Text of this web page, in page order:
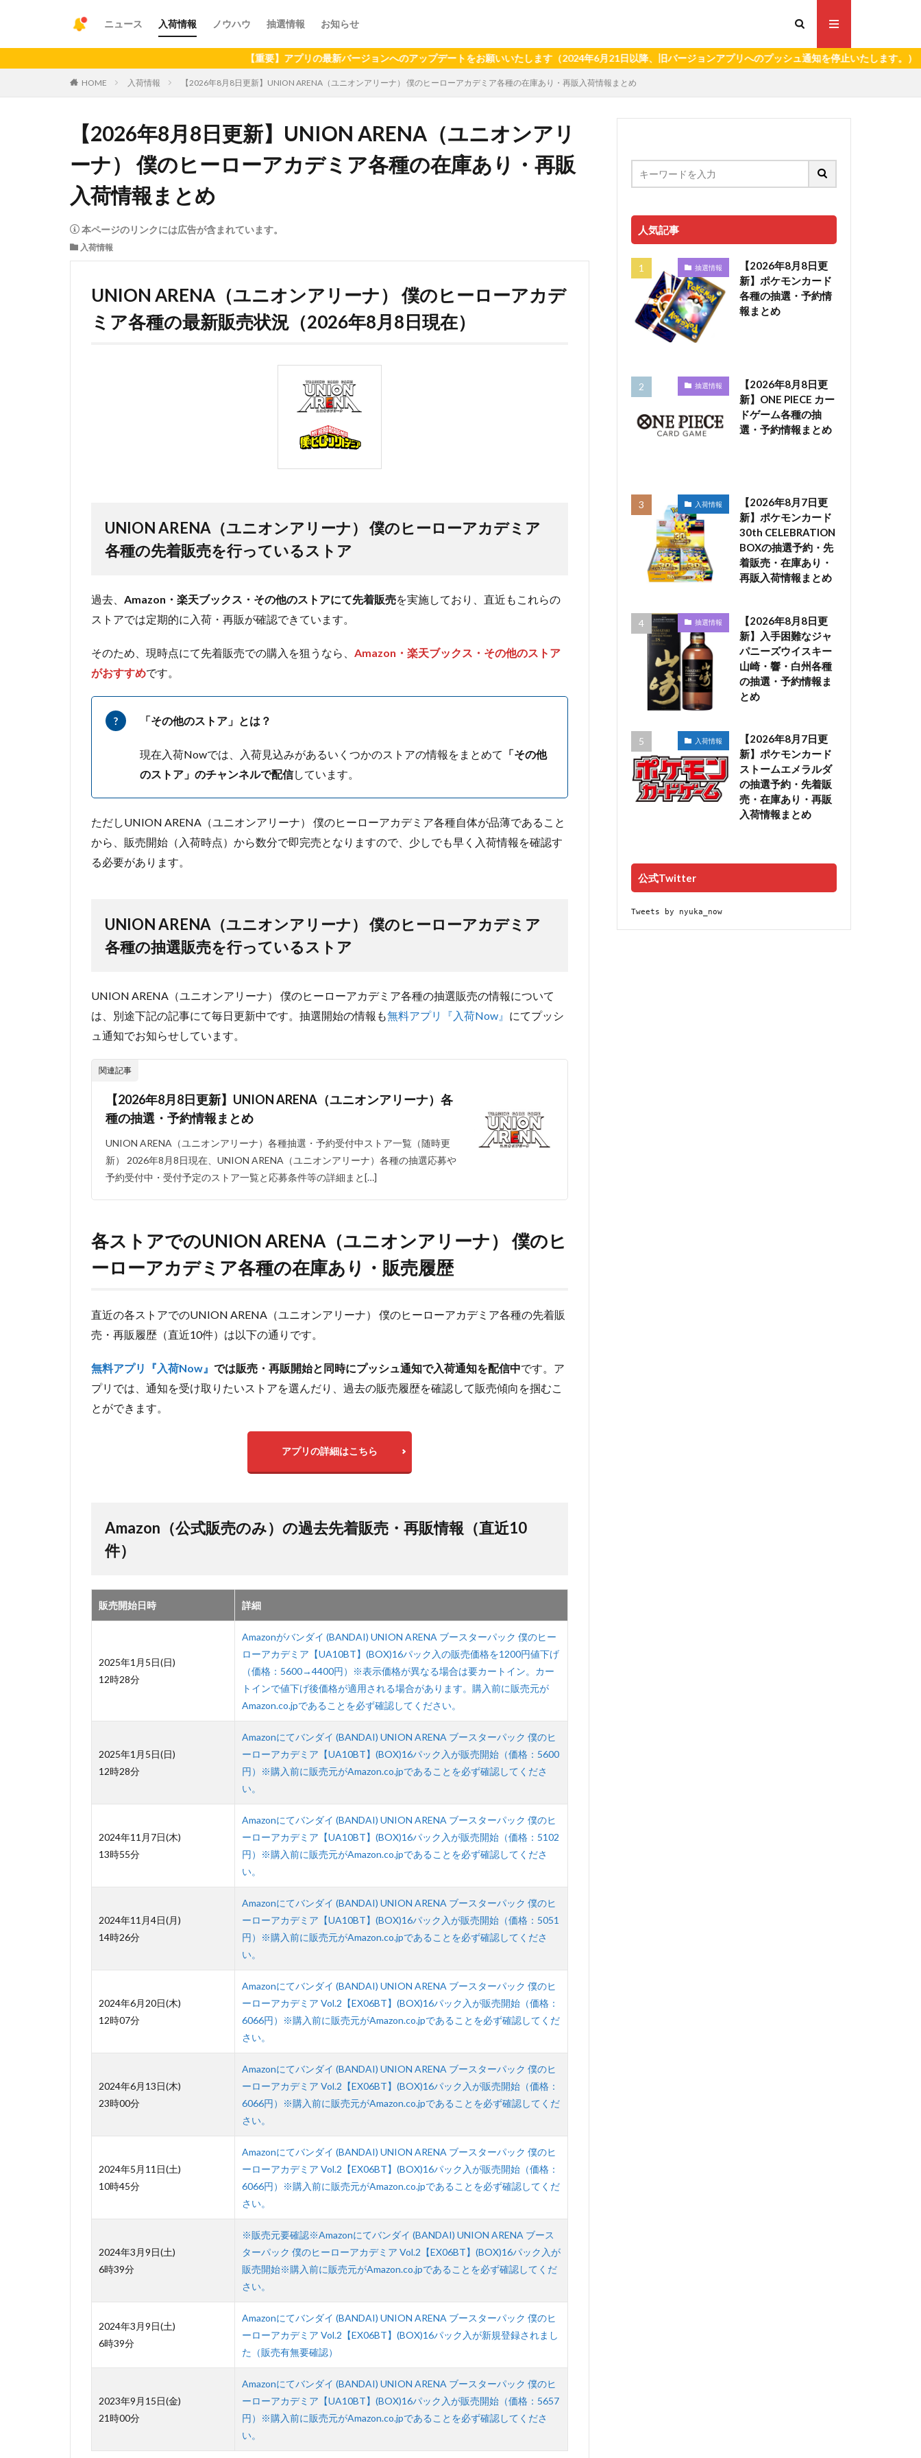
ニュース 入荷情報 ノウハウ 抽選情報 お知らせ
【重要】アプリの最新バージョンへのアップデートをお願いいたします（2024年6月21日以降、旧バージョンアプリへのプッシュ通知を停止いたします。）
HOME 入荷情報 【2026年8月8日更新】UNION ARENA（ユニオンアリーナ） 僕のヒーローアカデミア各種の在庫あり・再販入荷情報まとめ
【2026年8月8日更新】UNION ARENA（ユニオンアリ
ーナ） 僕のヒーローアカデミア各種の在庫あり・再販
入荷情報まとめ
本ページのリンクには広告が含まれています。
入荷情報
UNION ARENA（ユニオンアリーナ） 僕のヒーローアカデ
ミア各種の最新販売状況（2026年8月8日現在）
UNION ARENA（ユニオンアリーナ） 僕のヒーローアカデミア
各種の先着販売を行っているストア
過去、 Amazon・楽天ブックス・その他のストアにて先着販売を実施しており、直近もこれらの
ストアでは定期的に入荷・再販が確認できています。
そのため、現時点にて先着販売での購入を狙うなら、 Amazon・楽天ブックス・その他のストア
がおすすめです。
「その他のストア」とは？
現在入荷Nowでは、入荷見込みがあるいくつかのストアの情報をまとめて 「その他
のストア」のチャンネルで配信しています。
ただしUNION ARENA（ユニオンアリーナ） 僕のヒーローアカデミア各種自体が品薄であること
から、販売開始（入荷時点）から数分で即完売となりますので、少しでも早く入荷情報を確認す
る必要があります。
UNION ARENA（ユニオンアリーナ） 僕のヒーローアカデミア
各種の抽選販売を行っているストア
UNION ARENA（ユニオンアリーナ） 僕のヒーローアカデミア各種の抽選販売の情報について
は、別途下記の記事にて毎日更新中です。抽選開始の情報も無料アプリ『入荷Now』 にてプッシ
ュ通知でお知らせしています。
関連記事
【2026年8月8日更新】UNION ARENA（ユニオンアリーナ）各
種の抽選・予約情報まとめ
UNION ARENA（ユニオンアリーナ）各種抽選・予約受付中ストア一覧（随時更
新） 2026年8月8日現在、UNION ARENA（ユニオンアリーナ）各種の抽選応募や
予約受付中・受付予定のストア一覧と応募条件等の詳細まと[…]
各ストアでのUNION ARENA（ユニオンアリーナ） 僕のヒ
ーローアカデミア各種の在庫あり・販売履歴
直近の各ストアでのUNION ARENA（ユニオンアリーナ） 僕のヒーローアカデミア各種の先着販
売・再販履歴（直近10件）は以下の通りです。
無料アプリ『入荷Now』 では販売・再販開始と同時にプッシュ通知で入荷通知を配信中です。ア
プリでは、通知を受け取りたいストアを選んだり、過去の販売履歴を確認して販売傾向を掴むこ
とができます。
アプリの詳細はこちら
Amazon（公式販売のみ）の過去先着販売・再販情報（直近10
件）
販売開始日時 詳細
2025年1月5日(日)
12時28分
Amazonがバンダイ (BANDAI) UNION ARENA ブースターパック 僕のヒー
ローアカデミア【UA10BT】(BOX)16パック入の販売価格を1200円値下げ
（価格：5600→4400円）※表示価格が異なる場合は要カートイン。カー
トインで値下げ後価格が適用される場合があります。購入前に販売元が
Amazon.co.jpであることを必ず確認してください。
2025年1月5日(日)
12時28分
Amazonにてバンダイ (BANDAI) UNION ARENA ブースターパック 僕のヒ
ーローアカデミア【UA10BT】(BOX)16パック入が販売開始（価格：5600
円）※購入前に販売元がAmazon.co.jpであることを必ず確認してくださ
い。
2024年11月7日(木)
13時55分
Amazonにてバンダイ (BANDAI) UNION ARENA ブースターパック 僕のヒ
ーローアカデミア【UA10BT】(BOX)16パック入が販売開始（価格：5102
円）※購入前に販売元がAmazon.co.jpであることを必ず確認してくださ
い。
2024年11月4日(月)
14時26分
Amazonにてバンダイ (BANDAI) UNION ARENA ブースターパック 僕のヒ
ーローアカデミア【UA10BT】(BOX)16パック入が販売開始（価格：5051
円）※購入前に販売元がAmazon.co.jpであることを必ず確認してくださ
い。
2024年6月20日(木)
12時07分
Amazonにてバンダイ (BANDAI) UNION ARENA ブースターパック 僕のヒ
ーローアカデミア Vol.2【EX06BT】(BOX)16パック入が販売開始（価格：
6066円）※購入前に販売元がAmazon.co.jpであることを必ず確認してくだ
さい。
2024年6月13日(木)
23時00分
Amazonにてバンダイ (BANDAI) UNION ARENA ブースターパック 僕のヒ
ーローアカデミア Vol.2【EX06BT】(BOX)16パック入が販売開始（価格：
6066円）※購入前に販売元がAmazon.co.jpであることを必ず確認してくだ
さい。
2024年5月11日(土)
10時45分
Amazonにてバンダイ (BANDAI) UNION ARENA ブースターパック 僕のヒ
ーローアカデミア Vol.2【EX06BT】(BOX)16パック入が販売開始（価格：
6066円）※購入前に販売元がAmazon.co.jpであることを必ず確認してくだ
さい。
2024年3月9日(土)
6時39分
※販売元要確認※Amazonにてバンダイ (BANDAI) UNION ARENA ブース
ターパック 僕のヒーローアカデミア Vol.2【EX06BT】(BOX)16パック入が
販売開始※購入前に販売元がAmazon.co.jpであることを必ず確認してくだ
さい。
2024年3月9日(土)
6時39分
Amazonにてバンダイ (BANDAI) UNION ARENA ブースターパック 僕のヒ
ーローアカデミア Vol.2【EX06BT】(BOX)16パック入が新規登録されまし
た（販売有無要確認）
2023年9月15日(金)
21時00分
Amazonにてバンダイ (BANDAI) UNION ARENA ブースターパック 僕のヒ
ーローアカデミア【UA10BT】(BOX)16パック入が販売開始（価格：5657
円）※購入前に販売元がAmazon.co.jpであることを必ず確認してくださ
い。
人気記事
抽選情報
【2026年8月8日更
新】ポケモンカード
各種の抽選・予約情
報まとめ
抽選情報
【2026年8月8日更
新】ONE PIECE カー
ドゲーム各種の抽
選・予約情報まとめ
入荷情報
【2026年8月7日更
新】ポケモンカード
30th CELEBRATION
BOXの抽選予約・先
着販売・在庫あり・
再販入荷情報まとめ
抽選情報
【2026年8月8日更
新】入手困難なジャ
パニーズウイスキー
山崎・響・白州各種
の抽選・予約情報ま
とめ
入荷情報
【2026年8月7日更
新】ポケモンカード
ストームエメラルダ
の抽選予約・先着販
売・在庫あり・再販
入荷情報まとめ
公式Twitter
Tweets by nyuka_now